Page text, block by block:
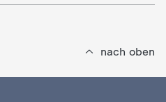
nach oben